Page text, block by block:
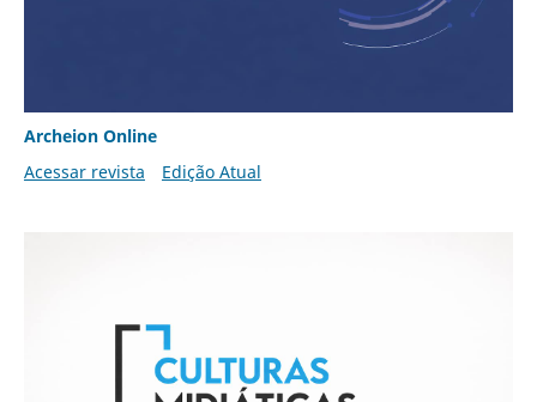
Archeion Online
Acessar revista
Edição Atual